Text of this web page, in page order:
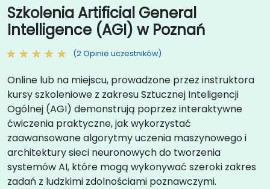
Szkolenia Artificial General
Intelligence (AGI) w Poznań
(2 Opinie uczestników)
Online lub na miejscu, prowadzone przez instruktora
kursy szkoleniowe z zakresu Sztucznej Inteligencji
Ogólnej (AGI) demonstrują poprzez interaktywne
ćwiczenia praktyczne, jak wykorzystać
zaawansowane algorytmy uczenia maszynowego i
architektury sieci neuronowych do tworzenia
systemów AI, które mogą wykonywać szeroki zakres
zadań z ludzkimi zdolnościami poznawczymi.